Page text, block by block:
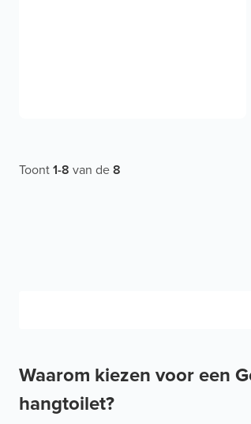
Toont1-8 van de8
Waarom kiezen voor een
hangtoilet?